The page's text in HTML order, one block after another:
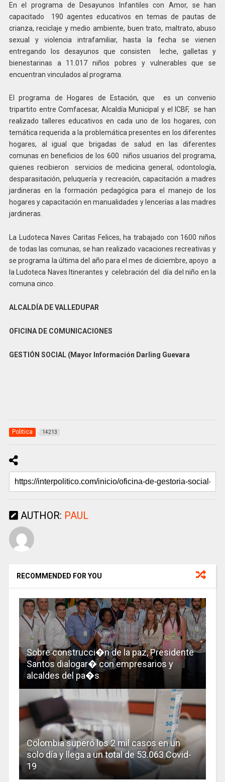
En el programa de Desayunos Infantiles con Amor, se han
capacitado 190 agentes educativos en temas de pautas de
crianza, reciclaje y medio ambiente, buen trato, maltrato, abuso
sexual y violencia intrafamiliar, hasta la fecha se vienen
entregando los desayunos que consisten leche, galletas y
bienestarinas a 11.017 niños pobres y vulnerables que se
encuentran vinculados al programa.
El programa de Hogares de Estación, que es un convenio
tripartito entre Comfacesar, Alcaldía Municipal y el ICBF, se han
realizado talleres educativos en cada uno de los hogares, con
temática requerida a la problemática presentes en los diferentes
hogares, al igual que brigadas de salud en las diferentes
comunas en beneficios de los 600 niños usuarios del programa,
quienes recibieron servicios de medicina general, odontología,
desparasitación, peluquería y recreación, capacitación a madres
jardineras en la formación pedagógica para el manejo de los
hogares y capacitación en manualidades y lencerías a las madres
jardineras.
La Ludoteca Naves Caritas Felices, ha trabajado con 1600 niños
de todas las comunas, se han realizado vacaciones recreativas y
se programa la última del año para el mes de diciembre, apoyo a
la Ludoteca Naves Itinerantes y celebración del día del niño en la
comuna cinco.
ALCALDÍA DE VALLEDUPAR
OFICINA DE COMUNICACIONES
GESTIÓN SOCIAL (Mayor Información Darling Guevara
Politica 14213
AUTHOR: PAUL
RECOMMENDED FOR YOU
Sobre construcci�n de la paz, Presidente
Santos dialogar� con empresarios y
alcaldes del pa�s
Colombia superó los 2 mil casos en un
solo día y llega a un total de 53.063 Covid-
19